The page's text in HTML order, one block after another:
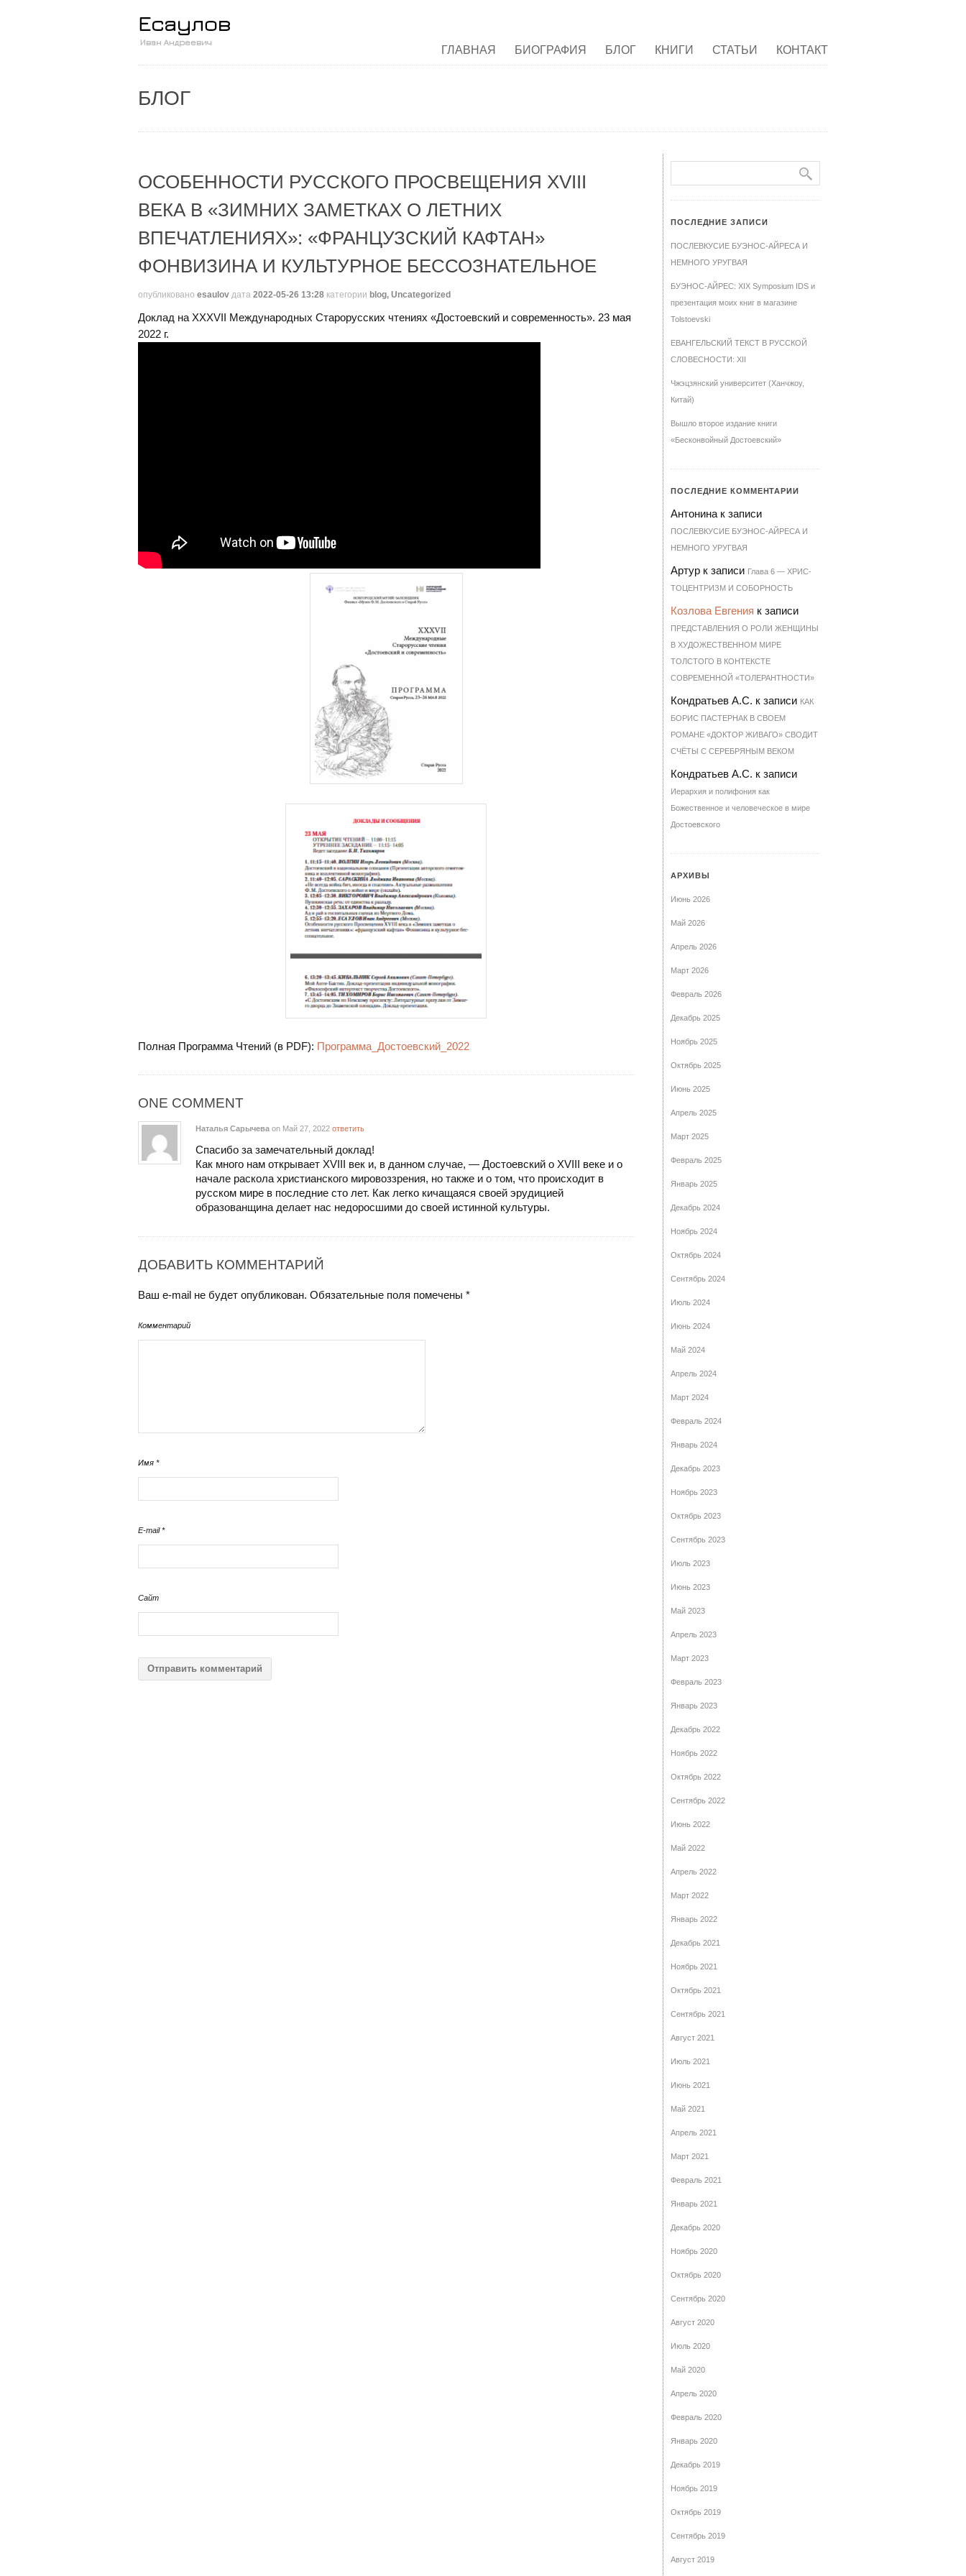
ГЛАВНАЯ БИОГРАФИЯ БЛОГ КНИГИ СТАТЬИ КОНТАКТ
БЛОГ
ОСОБЕННОСТИ РУССКОГО ПРОСВЕЩЕНИЯ XVIII
ВЕКА В «ЗИМНИХ ЗАМЕТКАХ О ЛЕТНИХ
ВПЕЧАТЛЕНИЯХ»: «ФРАНЦУЗСКИЙ КАФТАН»
ФОНВИЗИНА И КУЛЬТУРНОЕ БЕССОЗНАТЕЛЬНОЕ
опубликовано esaulov дата 2022-05-26 13:28 категории blog, Uncategorized
Доклад на XXXVII Международных Старорусских чтениях «Достоевский и современность». 23 мая
2022 г.
Полная Программа Чтений (в PDF): Программа_Достоевский_2022
ONE COMMENT
Наталья Сарычева on Май 27, 2022 ответить
Спасибо за замечательный доклад!
Как много нам открывает XVIII век и, в данном случае, — Достоевский о XVIII веке и о
начале раскола христианского мировоззрения, но также и о том, что происходит в
русском мире в последние сто лет. Как легко кичащаяся своей эрудицией
образованщина делает нас недоросшими до своей истинной культуры.
ДОБАВИТЬ КОММЕНТАРИЙ
Ваш e-mail не будет опубликован. Обязательные поля помечены *
Комментарий
Имя *
E-mail*
Сайт
ПОСЛЕДНИЕ ЗАПИСИ
ПОСЛЕВКУСИЕ БУЭНОС-АЙРЕСА И
НЕМНОГО УРУГВАЯ
БУЭНОС-АЙРЕС: XIX Symposium IDS и
презентация моих книг в магазине
Tolstoevski
ЕВАНГЕЛЬСКИЙ ТЕКСТ В РУССКОЙ
СЛОВЕСНОСТИ: XII
Чжэцзянский университет (Ханчжоу,
Китай)
Вышло второе издание книги
«Бесконвойный Достоевский»
ПОСЛЕДНИЕ КОММЕНТАРИИ
Антонина к записи
ПОСЛЕВКУСИЕ БУЭНОС-АЙРЕСА И
НЕМНОГО УРУГВАЯ
Артур к записи Гла­ва 6 — ХРИ­С­
ТО­ЦЕН­Т­РИЗМ И СО­БОР­НОСТЬ
Козлова Евгения к записи
ПРЕДСТАВЛЕНИЯ О РОЛИ ЖЕНЩИНЫ
В ХУДОЖЕСТВЕННОМ МИРЕ
ТОЛСТОГО В КОНТЕКСТЕ
СОВРЕМЕННОЙ «ТОЛЕРАНТНОСТИ»
Кондратьев А.С. к записи КАК
БОРИС ПАСТЕРНАК В СВОЕМ
РОМАНЕ «ДОКТОР ЖИВАГО» СВОДИТ
СЧЁТЫ С СЕРЕБРЯНЫМ ВЕКОМ
Кондратьев А.С. к записи
Иерархия и полифония как
Божественное и человеческое в мире
Достоевского
АРХИВЫ
Июнь 2026
Май 2026
Апрель 2026
Март 2026
Февраль 2026
Декабрь 2025
Ноябрь 2025
Октябрь 2025
Июнь 2025
Апрель 2025
Март 2025
Февраль 2025
Январь 2025
Декабрь 2024
Ноябрь 2024
Октябрь 2024
Сентябрь 2024
Июль 2024
Июнь 2024
Май 2024
Апрель 2024
Март 2024
Февраль 2024
Январь 2024
Декабрь 2023
Ноябрь 2023
Октябрь 2023
Сентябрь 2023
Июль 2023
Июнь 2023
Май 2023
Апрель 2023
Март 2023
Февраль 2023
Январь 2023
Декабрь 2022
Ноябрь 2022
Октябрь 2022
Сентябрь 2022
Июнь 2022
Май 2022
Апрель 2022
Март 2022
Январь 2022
Декабрь 2021
Ноябрь 2021
Октябрь 2021
Сентябрь 2021
Август 2021
Июль 2021
Июнь 2021
Май 2021
Апрель 2021
Март 2021
Февраль 2021
Январь 2021
Декабрь 2020
Ноябрь 2020
Октябрь 2020
Сентябрь 2020
Август 2020
Июль 2020
Май 2020
Апрель 2020
Февраль 2020
Январь 2020
Декабрь 2019
Ноябрь 2019
Октябрь 2019
Сентябрь 2019
Август 2019